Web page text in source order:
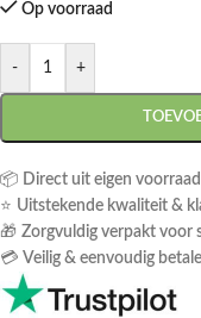
Op voorraad
- +
📦 Direct uit eigen
⭐ Uitstekende kwaliteit &
🎁 Zorgvuldig verpakt voor
💳 Veilig & eenvoudig